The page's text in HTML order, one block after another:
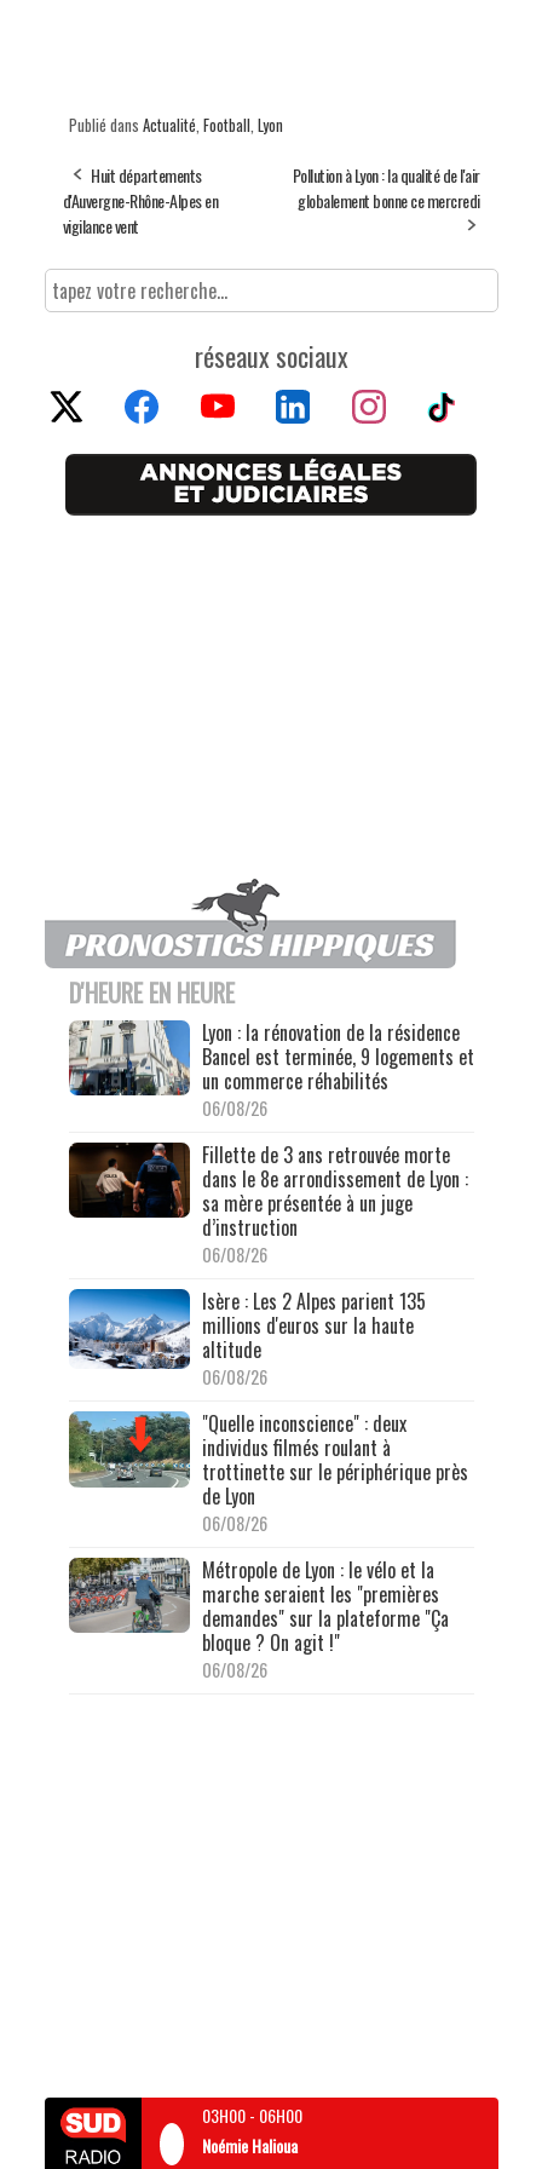
Publié dans Actualité Football Lyon
Huit départements
d'Auvergne-Rhône-Alpes en
vigilance vent
Pollution à Lyon : la qualité de l'air
globalement bonne ce mercredi
réseaux sociaux
D'HEURE EN HEURE
Lyon : la rénovation de la résidence
Bancel est terminée, 9 logements et
un commerce réhabilités
06/08/26
Fillette de 3 ans retrouvée morte
dans le 8e arrondissement de Lyon :
sa mère présentée à un juge
d’instruction
06/08/26
Isère : Les 2 Alpes parient 135
millions d'euros sur la haute
altitude
06/08/26
"Quelle inconscience" : deux
individus filmés roulant à
trottinette sur le périphérique près
de Lyon
06/08/26
Métropole de Lyon : le vélo et la
marche seraient les "premières
demandes" sur la plateforme "Ça
bloque ? On agit !"
06/08/26
03H00- 06H00
Noémie Halioua